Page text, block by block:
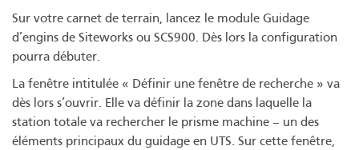
Sur votre carnet de terrain, lancez le module Guidage
d’engins de Siteworks ou SCS900. Dès lors la configuration
pourra débuter.
La fenêtre intitulée « Définir une fenêtre de recherche » va
dès lors s’ouvrir. Elle va définir la zone dans laquelle la
station totale va rechercher le prisme machine – un des
éléments principaux du guidage en UTS. Sur cette fenêtre,